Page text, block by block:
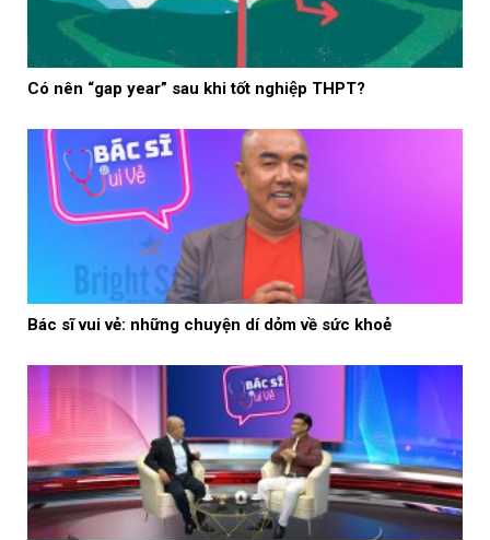
Có nên “gap year” sau khi tốt nghiệp THPT?
Bác sĩ vui vẻ: những chuyện dí dỏm về sức khoẻ